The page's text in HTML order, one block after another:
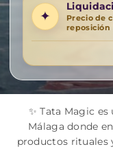
✦
Precio de
reposición
✨ Tata Magic
Málaga donde
productos rituales